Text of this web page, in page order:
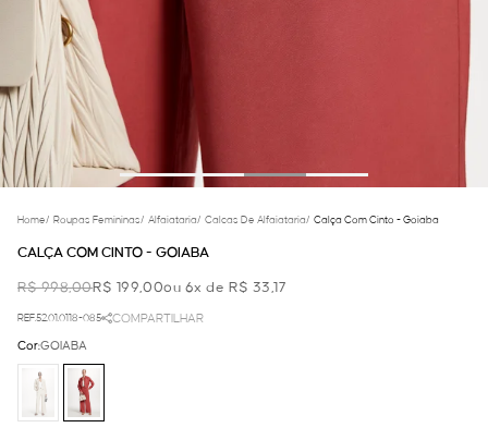
Home/ Roupas Femininas/ Alfaiataria/ Calcas De Alfaiataria/ Calça Com Cinto - Goiaba
CALÇA COM CINTO - GOIABA
R$ 998,00R$ 199,00ou 6x de R$ 33,17
REF.52.01.0118-085 COMPARTILHAR
Cor:GOIABA